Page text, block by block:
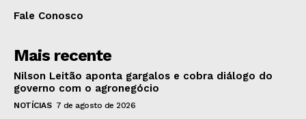
Fale Conosco
Mais recente
Nilson Leitão aponta gargalos e cobra diálogo do
governo com o agronegócio
NOTÍCIAS 7 de agosto de 2026